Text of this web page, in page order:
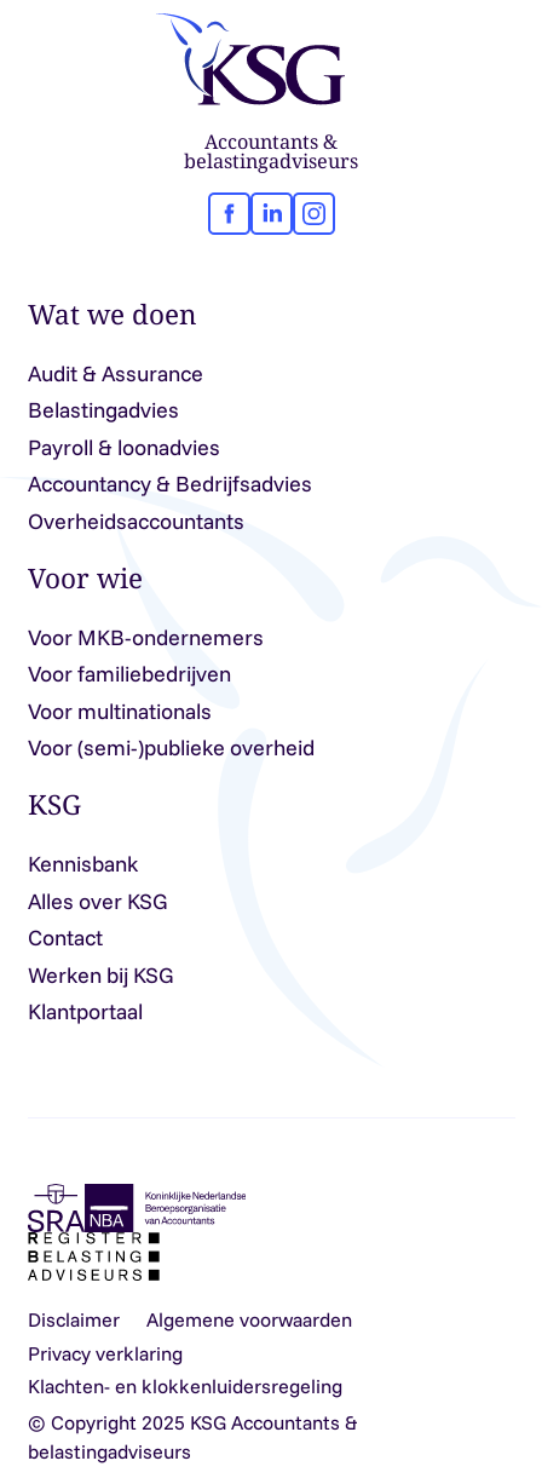
Accountants &
belastingadviseurs
Facebook
LinkedInInstagram
Wat we doen
Audit & Assurance
Belastingadvies
Payroll & loonadvies
Accountancy & Bedrijfsadvies
Overheidsaccountants
Voor wie
Voor MKB-ondernemers
Voor familiebedrijven
Voor multinationals
Voor (semi-)publieke overheid
KSG
Kennisbank
Alles over KSG
Contact
Werken bij KSG
Klantportaal
Disclaimer
Algemene voorwaarden
Privacy verklaring
Klachten- en klokkenluidersregeling
© Copyright 2025 KSG Accountants &
belastingadviseurs